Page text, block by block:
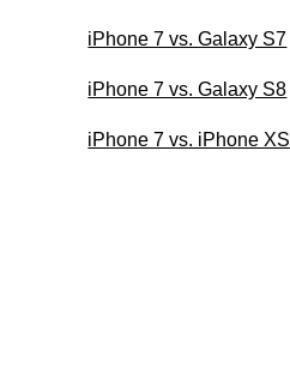
iPhone 7 vs. Galaxy S7
iPhone 7 vs. Galaxy S8
iPhone 7 vs. iPhone XS